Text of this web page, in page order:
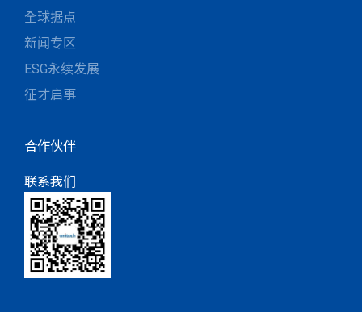
全球据点
新闻专区
ESG永续发展
征才启事
合作伙伴
联系我们